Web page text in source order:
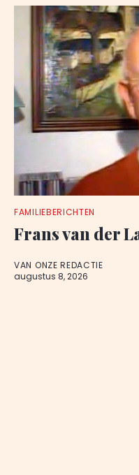
FAMILIEBERICHTEN
Frans van der
VAN ONZE REDACTIE
augustus 8, 2026